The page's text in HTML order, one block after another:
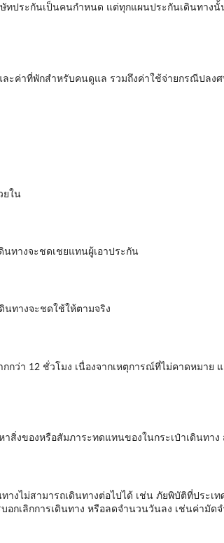
ประกันเป็นคนกำหนด แต่ทุกแผนประกันเดินทาง
ะค่าที่พักสำหรับคนดูแล รวมถึงค่าใช้จ่ายกรณีปลง
ยใน
นทางจะชดเชยแทนผู้เอาประกัน
นทางจะชดใช้ให้ตามจริง
ว่า 12 ชั่วโมง เนื่องจากเหตุการณ์ที่ไม่คาดหมาย
สิ่งของหรือสัมภาระทดแทนของในกระเป๋าเดินทา
งไม่สามารถเดินทางต่อไปได้ เช่น ภัยพิบัติที่ประเ
อกเลิกการเดินทาง หรือลดจำนวนวันลง เช่นค่ามัด